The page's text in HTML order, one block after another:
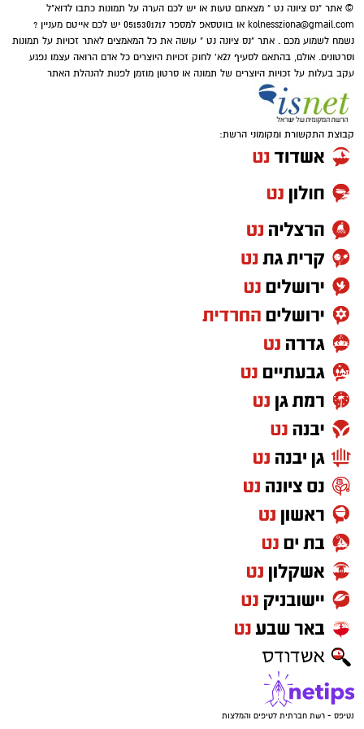
© אתר "נס ציונה נט " מצאתם טעות או יש לכם הערה על תמונות כתבו לדוא"ל
kolnessziona@gmail.com
או בווטסאפ למספר 0515301717 יש לכם אייטם מעניין ?
נשמח לשמוע מכם . אתר "נס ציונה נט " עושה את כל המאמצים לאתר זכויות על תמונות
וסרטונים. אולם, בהתאם לסעיף 27א' לחוק זכויות היוצרים כל אדם הרואה עצמו נפגע
עקב בעלות על זכויות היוצרים של תמונה או סרטון מוזמן לפנות להנהלת האתר
קבוצת התקשורת ומקומוני הרשת:
נטיפס - רשת חברתית לטיפים והמלצות